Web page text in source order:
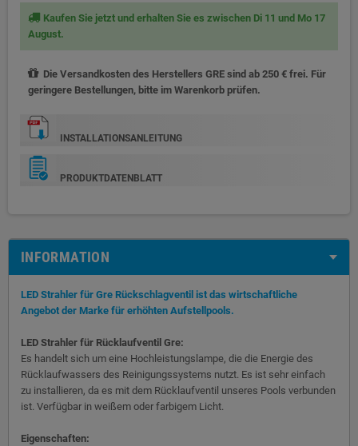
Kaufen Sie jetzt und erhalten Sie es zwischen Di 11 und Mo 17
August.
Die Versandkosten des Herstellers GRE sind ab 250 € frei. Für
geringere Bestellungen, bitte im Warenkorb prüfen.
INSTALLATIONSANLEITUNG
PRODUKTDATENBLATT
INFORMATION
LED Strahler für Gre Rückschlagventil ist das wirtschaftliche
Angebot der Marke für erhöhten Aufstellpools.
LED Strahler für Rücklaufventil Gre:
Es handelt sich um eine Hochleistungslampe, die die Energie des
Rücklaufwassers des Reinigungssystems nutzt. Es ist sehr einfach
zu installieren, da es mit dem Rücklaufventil unseres Pools verbunden
ist. Verfügbar in weißem oder farbigem Licht.
Eigenschaften: